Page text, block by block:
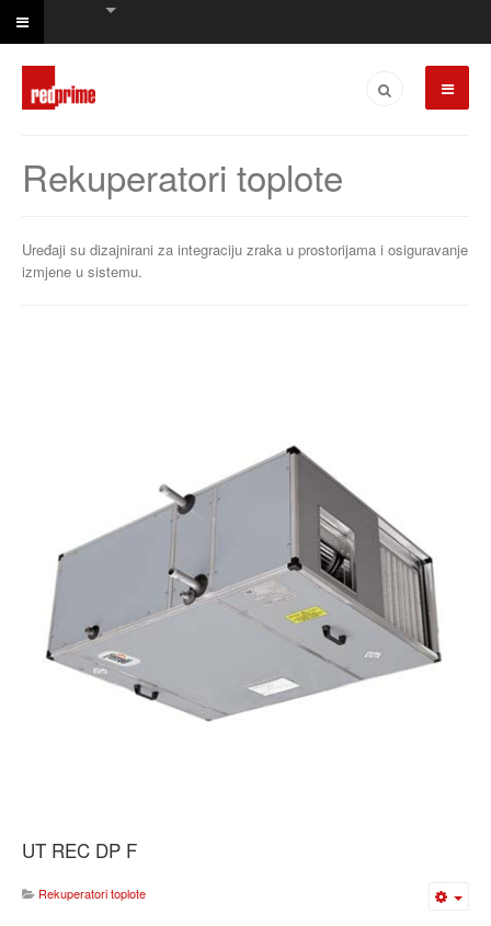
Rekuperatori toplote
Uređaji su dizajnirani za integraciju zraka u prostorijama i osiguravanje
izmjene u sistemu.
UT REC DP F
Rekuperatori toplote